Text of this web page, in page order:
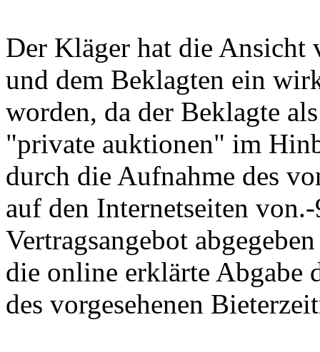
Der Kläger hat die Ansicht
und dem Beklagten ein
worden, da der Beklagte
"private auktionen" im
durch die Aufnahme des
auf den Internetseiten
Vertragsangebot
die online erklärte Abgabe
des vorgesehenen